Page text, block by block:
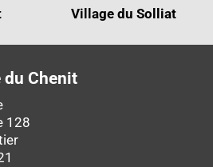
Village du Solliat
du Chenit
128